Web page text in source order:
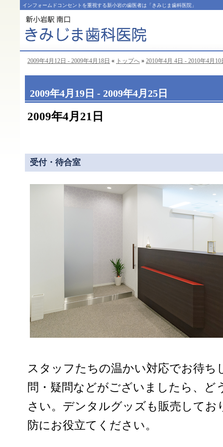
2009年4月19日 - 2009年4月25日
インフォームドコンセントを重視する新小岩の歯医者は「きみじま歯科医院」
2009年4月12日 - 2009年4月18日 « トップへ » 2010年4月 4日 - 2010年4月10
2009年4月21日
受付・待合室
スタッフたちの温かい対応でお待ち
問・疑問などがございましたら、ど
さい。デンタルグッズも販売してお
防にお役立てください。